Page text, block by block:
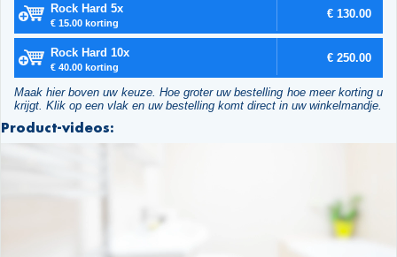
Rock Hard 5x
€ 15.00 korting
€ 130.00
Rock Hard 10x
€ 40.00 korting
€ 250.00
Maak hier boven uw keuze. Hoe groter uw bestelling hoe meer korting u
krijgt. Klik op een vlak en uw bestelling komt direct in uw winkelmandje.
Product-videos: